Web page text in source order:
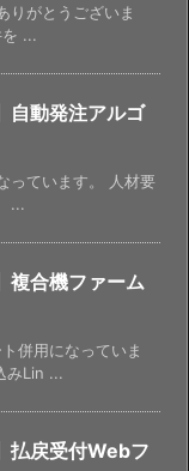
がとうございま
...
自動発注アルゴ
っています。 人材要
...
複合機ファーム
併用になっていま
みLin ...
払戻受付Webフ